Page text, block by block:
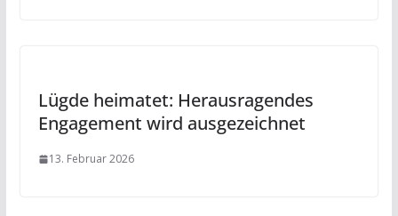
Lügde heimatet: Herausragendes
Engagement wird ausgezeichnet
13. Februar 2026